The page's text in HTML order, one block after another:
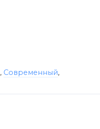
, Современный,